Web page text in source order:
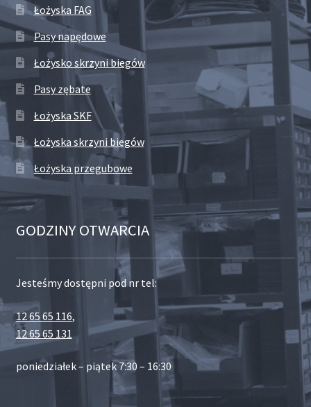
Łożyska FAG
Pasy napędowe
Łożysko skrzyni biegów
Pasy zębate
Łożyska SKF
Łożyska skrzyni biegów
Łożyska przegubowe
GODZINY OTWARCIA
Jesteśmy dostępni pod nr tel:
12 65 65 116,
12 65 65 131
poniedziałek – piątek 7:30 – 16:30